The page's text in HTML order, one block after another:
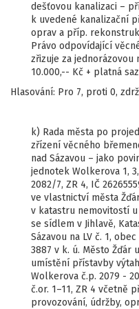
dešťovou kanalizaci –
k uvedené kanalizační
oprav a příp.
Právo odpovídající
zřizuje za
10.000,-- Kč + platná
Hlasování: Pro 7, proti 0,
k) Rada města po
zřízení věcného
nad Sázavou – jako
jednotek Wolkerova 1,
2082/7, ZR 4, IČ
ve vlastnictví města
v katastru nemovitostí
se sídlem v Jihlavě,
Sázavou na LV č. 1,
3887 v k. ú. Město Žďár
umístění přístavby
Wolkerova č.p. 2079 -
č.or. 1–11, ZR 4 včetně
provozování, údržby,